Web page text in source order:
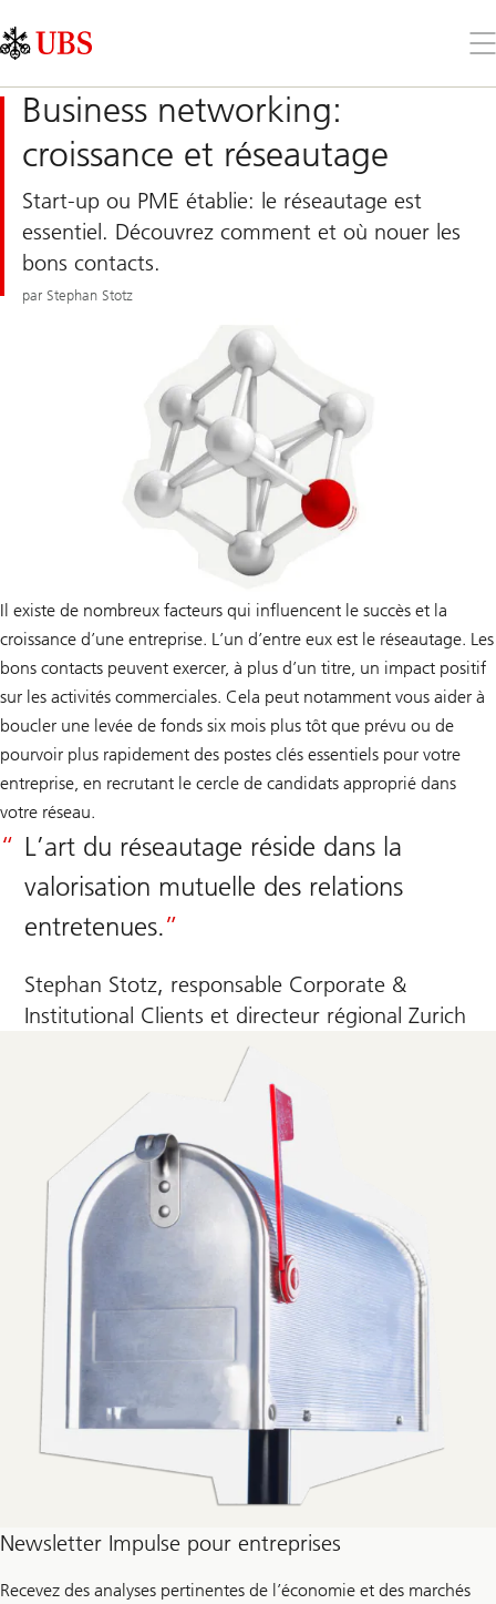
Links
Area
le
Business networking:
croissance et réseautage
Start-up ou PME établie: le réseautage est
essentiel. Découvrez comment et où nouer les
bons contacts.
par Stephan Stotz
Il existe de nombreux facteurs qui influencent le succès et la
croissance d’une entreprise. L’un d’entre eux est le réseautage. Les
bons contacts peuvent exercer, à plus d’un titre, un impact positif
sur les activités commerciales. Cela peut notamment vous aider à
boucler une levée de fonds six mois plus tôt que prévu ou de
pourvoir plus rapidement des postes clés essentiels pour votre
entreprise, en recrutant le cercle de candidats approprié dans
votre réseau.
L’art du réseautage réside dans la
valorisation mutuelle des relations
entretenues.
Stephan Stotz, responsable Corporate &
Institutional Clients et directeur régional Zurich
Newsletter Impulse pour entreprises
Recevez des analyses pertinentes de l’économie et des marchés